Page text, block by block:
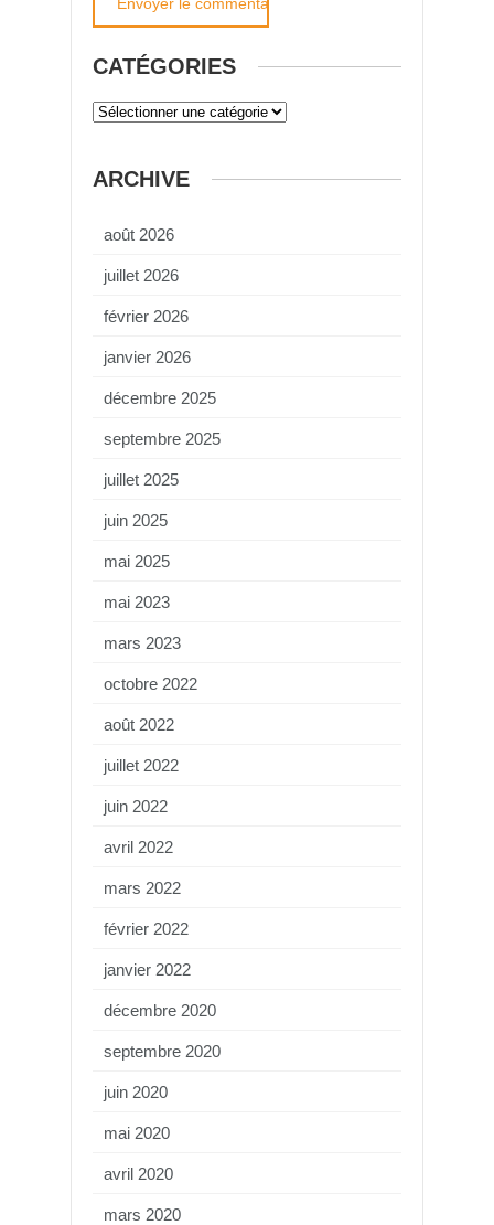
CATÉGORIES
ARCHIVE
août 2026
juillet 2026
février 2026
janvier 2026
décembre 2025
septembre 2025
juillet 2025
juin 2025
mai 2025
mai 2023
mars 2023
octobre 2022
août 2022
juillet 2022
juin 2022
avril 2022
mars 2022
février 2022
janvier 2022
décembre 2020
septembre 2020
juin 2020
mai 2020
avril 2020
mars 2020